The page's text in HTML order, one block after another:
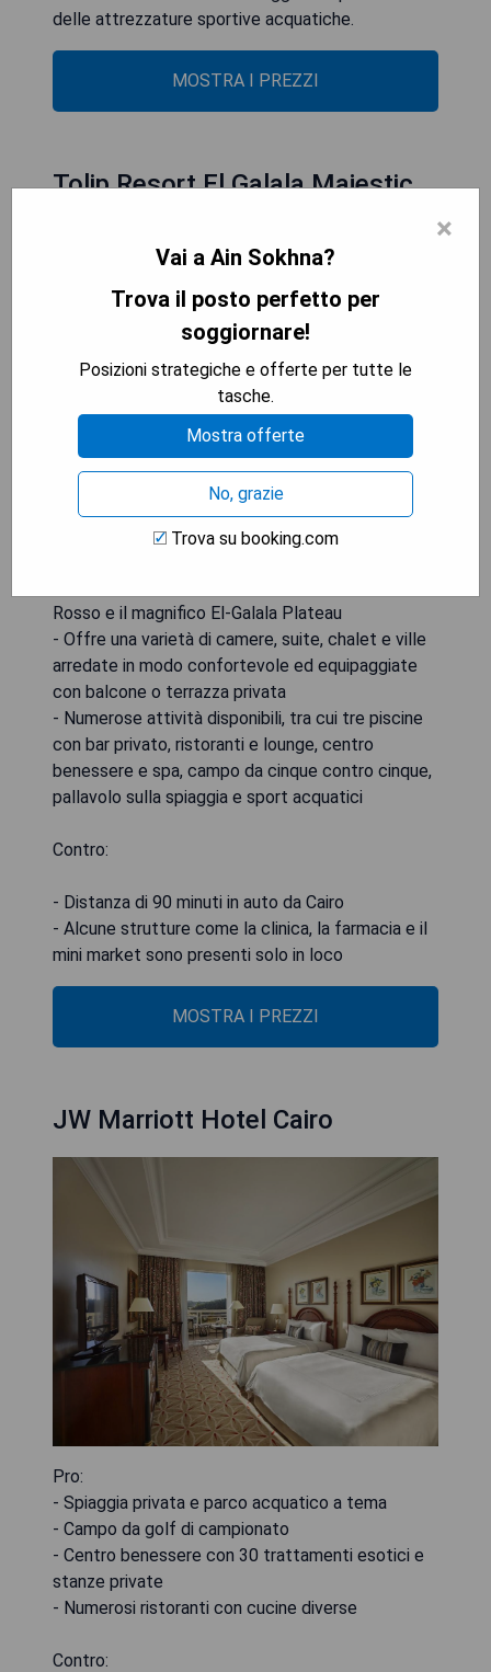
MOSTRA I PREZZI
Tolip Resort El Galala Majestic
Pro:
Rosso e il magnifico El-Galala Plateau
- Offre una varietà di camere, suite, chalet e ville
arredate in modo confortevole ed equipaggiate
con balcone o terrazza privata
- Numerose attività disponibili, tra cui tre piscine
con bar privato, ristoranti e lounge, centro
benessere e spa, campo da cinque contro cinque,
pallavolo sulla spiaggia e sport acquatici
Contro:
- Distanza di 90 minuti in auto da Cairo
- Alcune strutture come la clinica, la farmacia e il
mini market sono presenti solo in loco
MOSTRA I PREZZI
JW Marriott Hotel Cairo
Pro:
- Spiaggia privata e parco acquatico a tema
- Campo da golf di campionato
- Centro benessere con 30 trattamenti esotici e
stanze private
- Numerosi ristoranti con cucine diverse
Contro:
×
Vai a Ain Sokhna?
Trova il posto perfetto per
soggiornare!
Posizioni strategiche e offerte per tutte le
tasche.
Mostra offerte
No, grazie
Trova su booking.com